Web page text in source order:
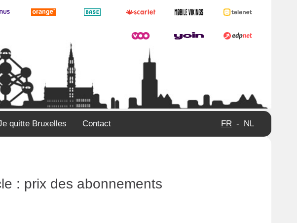
quitte Bruxelles Contact FR - NL
: prix des abonnements